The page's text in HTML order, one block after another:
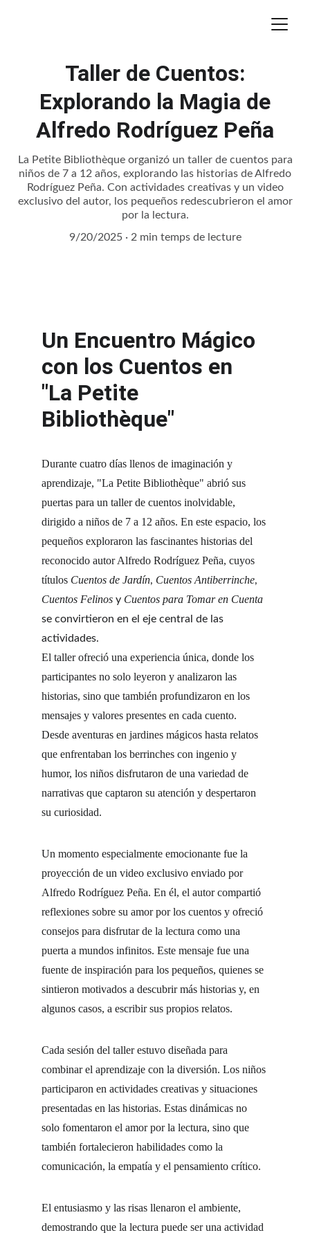
Taller de Cuentos:
Explorando la Magia de
Alfredo Rodríguez Peña
La Petite Bibliothèque organizó un taller de cuentos para
niños de 7 a 12 años, explorando las historias de Alfredo
Rodríguez Peña. Con actividades creativas y un video
exclusivo del autor, los pequeños redescubrieron el amor
por la lectura.
9/20/2025
2 min temps de lecture
Un Encuentro Mágico
con los Cuentos en
"La Petite
Bibliothèque"
Durante cuatro días llenos de imaginación y
aprendizaje, "La Petite Bibliothèque" abrió sus
puertas para un taller de cuentos inolvidable,
dirigido a niños de 7 a 12 años. En este espacio, los
pequeños exploraron las fascinantes historias del
reconocido autor Alfredo Rodríguez Peña, cuyos
títulos Cuentos de Jardín, Cuentos Antiberrinche,
Cuentos Felinos y Cuentos para Tomar en Cuenta
se convirtieron en el eje central de las
actividades.
El taller ofreció una experiencia única, donde los
participantes no solo leyeron y analizaron las
historias, sino que también profundizaron en los
mensajes y valores presentes en cada cuento.
Desde aventuras en jardines mágicos hasta relatos
que enfrentaban los berrinches con ingenio y
humor, los niños disfrutaron de una variedad de
narrativas que captaron su atención y despertaron
su curiosidad.
Un momento especialmente emocionante fue la
proyección de un video exclusivo enviado por
Alfredo Rodríguez Peña. En él, el autor compartió
reflexiones sobre su amor por los cuentos y ofreció
consejos para disfrutar de la lectura como una
puerta a mundos infinitos. Este mensaje fue una
fuente de inspiración para los pequeños, quienes se
sintieron motivados a descubrir más historias y, en
algunos casos, a escribir sus propios relatos.
Cada sesión del taller estuvo diseñada para
combinar el aprendizaje con la diversión. Los niños
participaron en actividades creativas y situaciones
presentadas en las historias. Estas dinámicas no
solo fomentaron el amor por la lectura, sino que
también fortalecieron habilidades como la
comunicación, la empatía y el pensamiento crítico.
El entusiasmo y las risas llenaron el ambiente,
demostrando que la lectura puede ser una actividad